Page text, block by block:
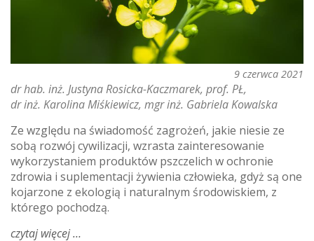
9 czerwca 2021
dr hab. inż. Justyna Rosicka-Kaczmarek, prof. PŁ
dr inż. Karolina Miśkiewicz mgr inż. Gabriela Kowalska
Ze względu na świadomość zagrożeń, jakie niesie ze
sobą rozwój cywilizacji, wzrasta zainteresowanie
wykorzystaniem produktów pszczelich w ochronie
zdrowia i suplementacji żywienia człowieka, gdyż są one
kojarzone z ekologią i naturalnym środowiskiem, z
którego pochodzą.
czytaj więcejo